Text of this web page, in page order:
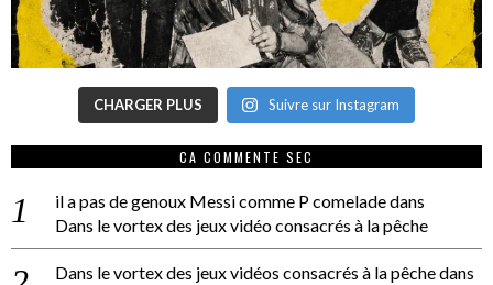
CHARGER PLUS Suivre sur Instagram
CA COMMENTE SEC
il a pas de genoux Messi comme P comeladedans
Dans le vortex des jeux vidéo consacrés à la pêche
Dans le vortex des jeux vidéos consacrés à la pêchedans